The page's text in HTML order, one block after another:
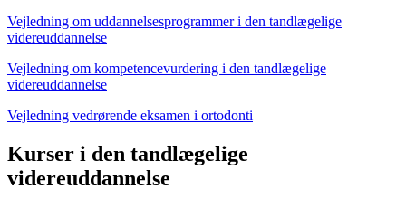
Vejledning om uddannelsesprogrammer i den tandlægelige
videreuddannelse
Vejledning om kompetencevurdering i den tandlægelige
videreuddannelse
Vejledning vedrørende eksamen i ortodonti
Kurser i den tandlægelige
videreuddannelse